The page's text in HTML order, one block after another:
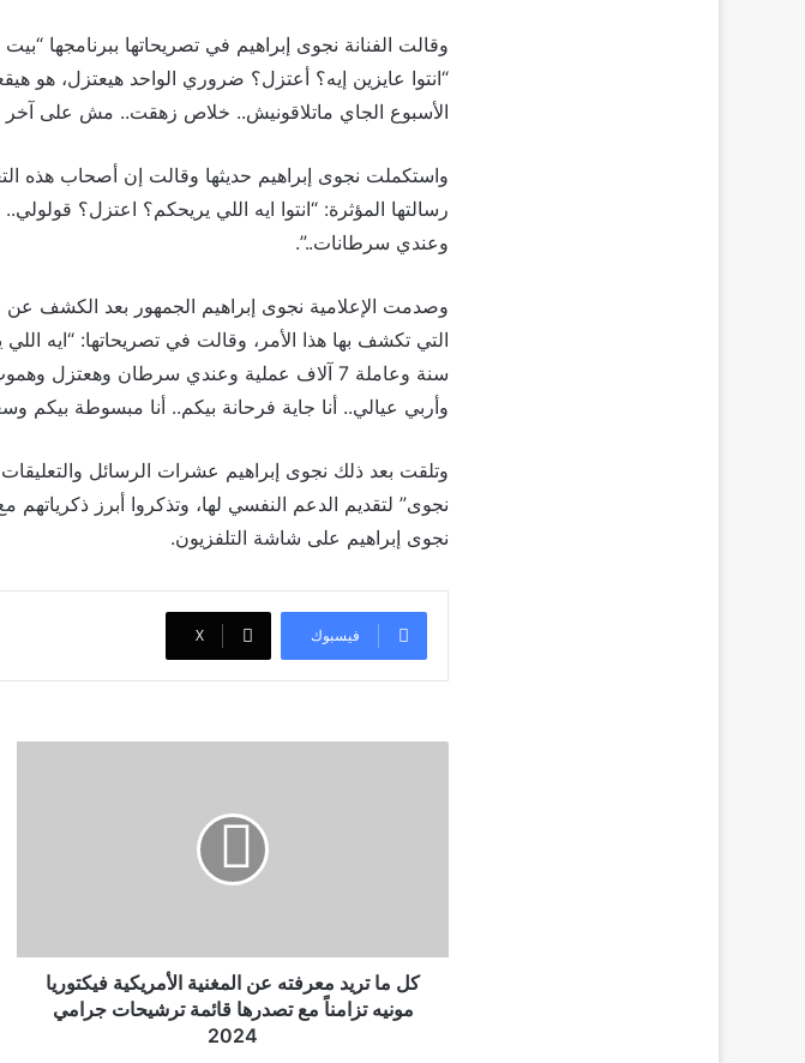
وقالت الفنانة نجوى إبراهيم في تصريحاتها ببرنامجها
“انتوا عايزين إيه؟ أعتزل؟ ضروري الواحد هيعتزل،
الأسبوع الجاي ماتلاقونيش.. خلاص زهقت.. مش على آخر
واستكملت نجوى إبراهيم حديثها وقالت إن أصحاب هذه
وعندي سرطانات..”.
وصدمت الإعلامية نجوى إبراهيم الجمهور بعد الكشف عن
سنة وعاملة 7 آلاف عملية وعندي سرطان
وأربي عيالي.. أنا جاية فرحانة بيكم.. أنا مبسوطة
وتلقت بعد ذلك نجوى إبراهيم عشرات الرسائل
نجوى” لتقديم الدعم النفسي لها، وتذكروا أبرز
نجوى إبراهيم على شاشة التلفزيون.
فيسبوك ‫X
مونيه
تزامناًكل ما تريد معرفته عن المغنية الأمريكية فيكتوريا
مونيه تزامناً مع تصدرها قائمة ترشيحات جرامي
2024